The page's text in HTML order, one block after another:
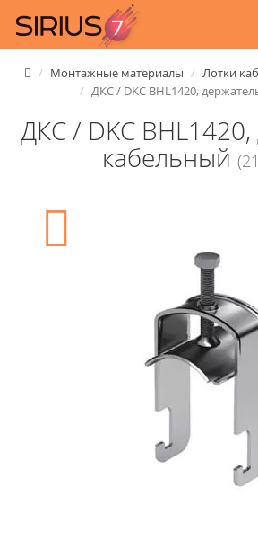
Монтажные материалы
Лотки
ДКС / DKC BHL1420,
ДКС / DKC
кабельный